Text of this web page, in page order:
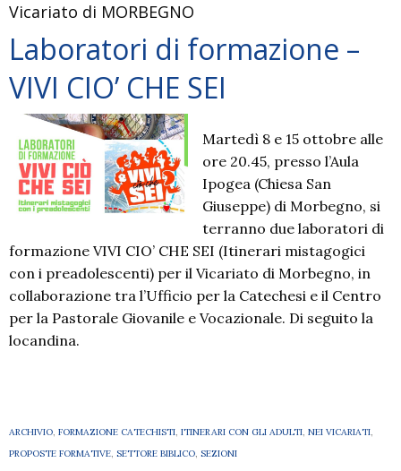
Vicariato di MORBEGNO
Laboratori di formazione –
VIVI CIO’ CHE SEI
Martedì 8 e 15 ottobre alle
ore 20.45, presso l’Aula
Ipogea (Chiesa San
Giuseppe) di Morbegno, si
terranno due laboratori di
formazione VIVI CIO’ CHE SEI (Itinerari mistagogici
con i preadolescenti) per il Vicariato di Morbegno, in
collaborazione tra l’Ufficio per la Catechesi e il Centro
per la Pastorale Giovanile e Vocazionale. Di seguito la
locandina.
ARCHIVIO, FORMAZIONE CATECHISTI, ITINERARI CON GLI ADULTI, NEI VICARIATI,
PROPOSTE FORMATIVE, SETTORE BIBLICO, SEZIONI